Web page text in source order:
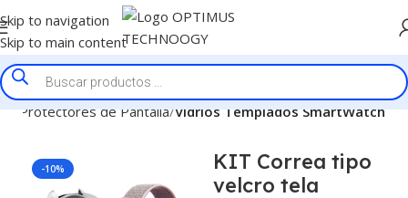
Skip to navigation
Skip to main content
Protectores de Pantalla Vidrios Templados SmartWatch
-10%
KIT Correa tipo
velcro tela